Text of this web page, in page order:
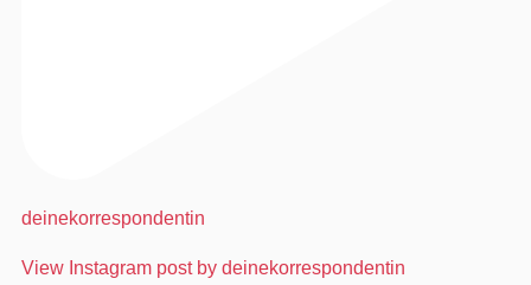
deinekorrespondentin
View Instagram post by deinekorrespondentin